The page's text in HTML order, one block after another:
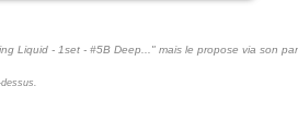
Liquid - 1set - #5B Deep..." mais le propose via son